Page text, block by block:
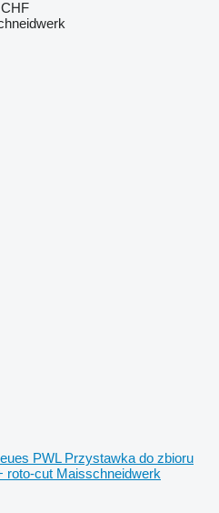
PWL Przystawka do zbioru
roto-cut Maisschneidwerk